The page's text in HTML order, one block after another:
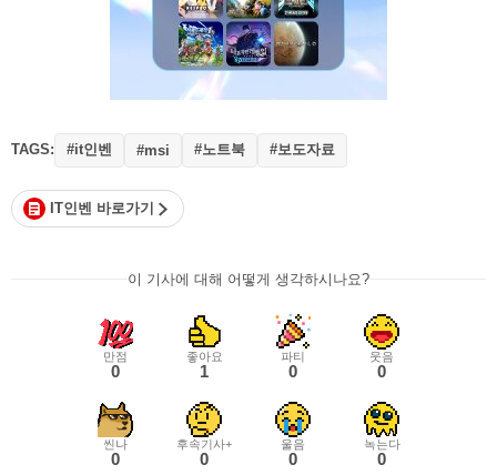
TAGS: #it인벤 #msi #노트북 #보도자료
IT인벤 바로가기
이 기사에 대해 어떻게 생각하시나요?
만점
0
좋아요
1
파티
0
웃음
0
씬나
0
후속기사+
0
울음
0
녹는다
0